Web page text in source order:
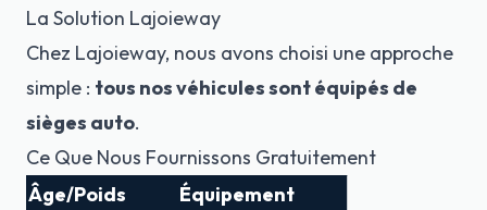
La Solution Lajoieway
Chez Lajoieway, nous avons choisi une approche
simple : tous nos véhicules sont équipés de
sièges auto.
Ce Que Nous Fournissons Gratuitement
Âge/Poids
Équipement